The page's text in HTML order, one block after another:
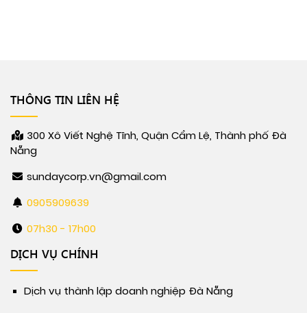
THÔNG TIN LIÊN HỆ
300 Xô Viết Nghệ Tĩnh, Quận Cẩm Lệ, Thành phố Đà
Nẵng
sundaycorp.vn@gmail.com
0905909639
07h30 - 17h00
DỊCH VỤ CHÍNH
Dịch vụ thành lập doanh nghiệp Đà Nẵng